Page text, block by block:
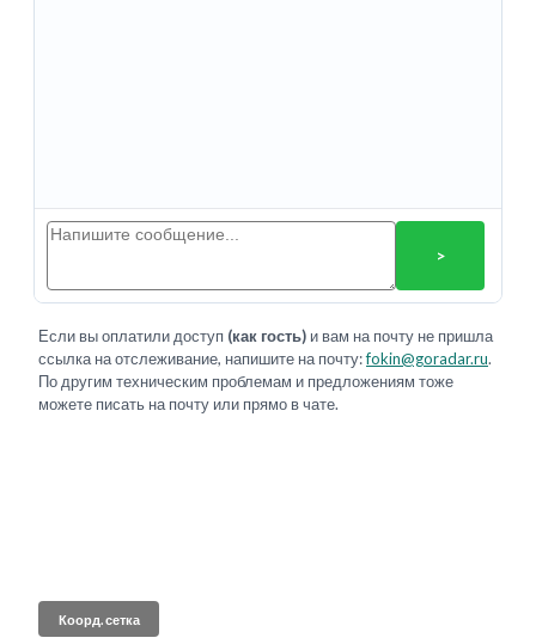
>
Если вы оплатили доступ (как гость) и вам на почту не пришла
ссылка на отслеживание, напишите на почту:fokin@goradar.ru.
По другим техническим проблемам и предложениям тоже
можете писать на почту или прямо в чате.
Коорд. сетка